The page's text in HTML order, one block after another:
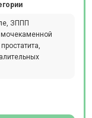
ЗППП
мочекаменной